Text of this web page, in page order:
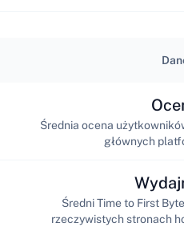
Średnia ocena
głównych
Średni Time to First
rzeczywistych stronach